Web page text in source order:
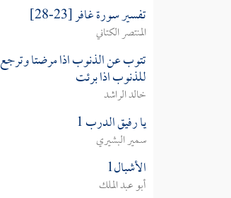
تفسير سورة غافر [23-28]
المنتصر الكتاني
تتوب عن الذنوب اذا مرضتا وترجع
للذنوب اذا برئت
خالد الراشد
يا رفيق الدرب 1
سمير البشيري
الأشبال1
أبو عبد الملك